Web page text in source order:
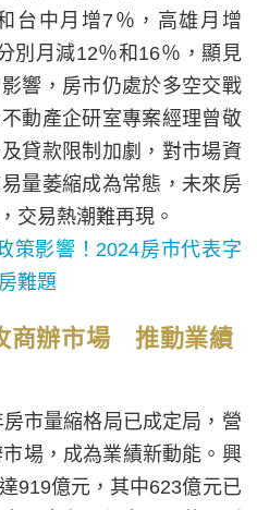
台中月增7％，高雄月增
別月減12％和16％，顯見
響，房市仍處於多空交戰
動產企研室專案經理曾敬
貸款限制加劇，對市場資
量萎縮成為常態，未來房
交易熱潮難再現。
策影響！2024房市代表字
難題
商辦市場 推動業績
市量縮格局已成定局，營
場，成為業績新動能。興
919億元，其中623億元已